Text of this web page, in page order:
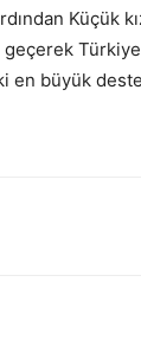
Küçük
büyük